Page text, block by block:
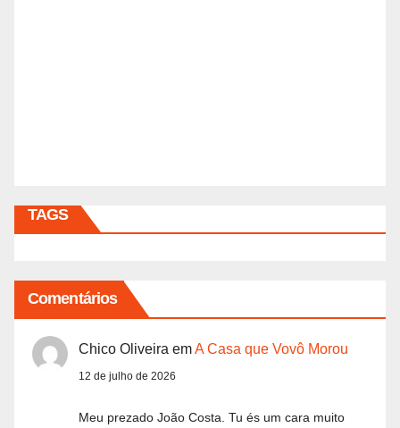
TAGS
Comentários
Chico Oliveira emA Casa que Vovô Morou
12 de julho de 2026
Meu prezado João Costa. Tu és um cara muito